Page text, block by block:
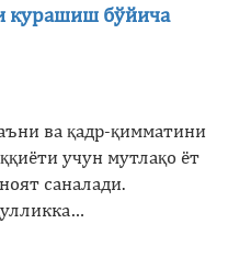
курашиш бўйича
ва қадр-қимматини
учун мутлақо ёт
саналади.